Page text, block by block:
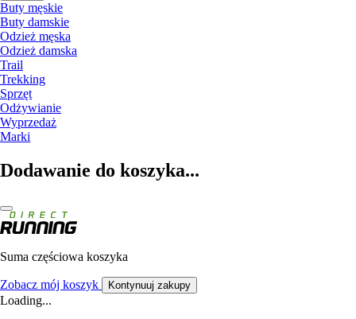
Buty męskie
Buty damskie
Odzież męska
Odzież damska
Trail
Trekking
Sprzęt
Odżywianie
Wyprzedaż
Marki
Dodawanie do koszyka...
Suma częściowa koszyka
Zobacz mój koszyk Kontynuuj zakupy
Loading...